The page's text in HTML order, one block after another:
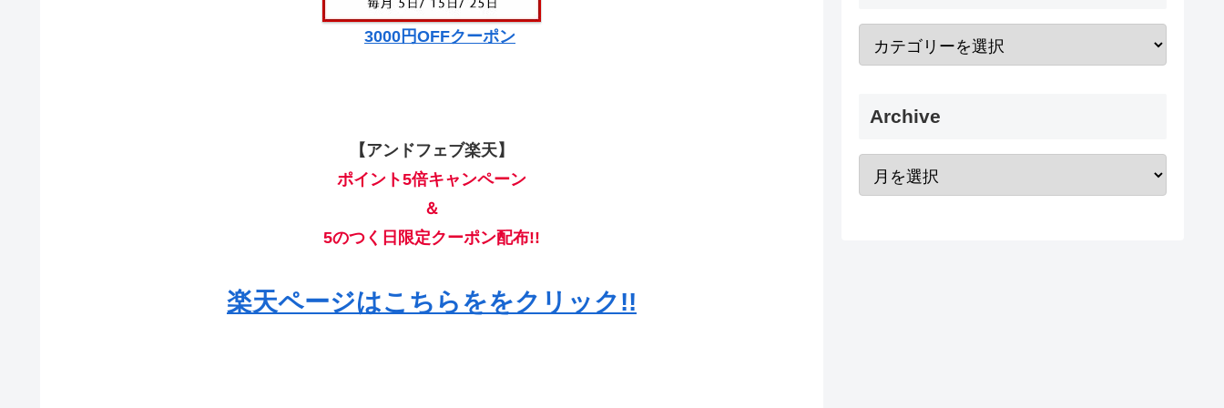
3000円OFFクーポン
【アンドフェブ楽天】
ポイント5倍キャンペーン
＆
5のつく日限定クーポン配布!!
楽天ページはこちらををクリック!!
Archive